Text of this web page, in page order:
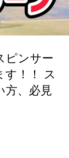
ピンサー
す！！ ス
方、必見